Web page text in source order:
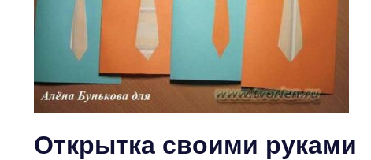
Открытка своими руками